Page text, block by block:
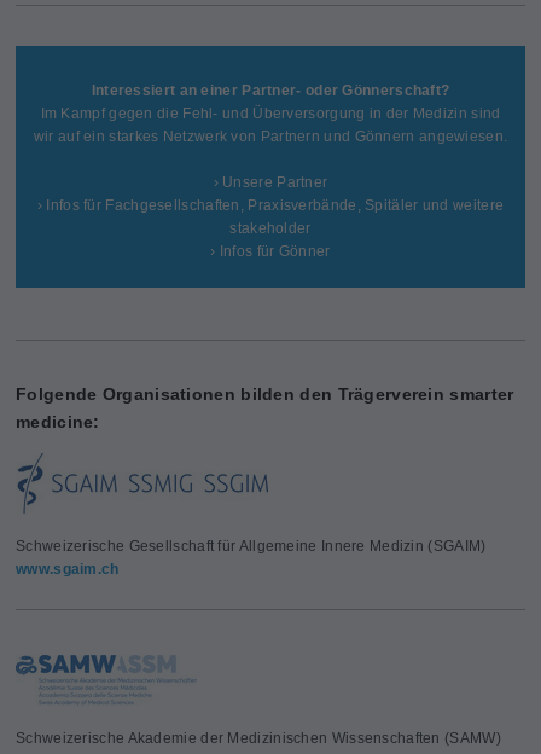
Interessiert an einer Partner- oder Gönnerschaft?
Im Kampf gegen die Fehl- und Überversorgung in der Medizin sind
wir auf ein starkes Netzwerk von Partnern und Gönnern angewiesen.
› Unsere Partner
› Infos für Fachgesellschaften, Praxisverbände, Spitäler und weitere
stakeholder
› Infos für Gönner
Folgende Organisationen bilden den Trägerverein smarter
medicine:
Schweizerische Gesellschaft für Allgemeine Innere Medizin (SGAIM)
www.sgaim.ch
Schweizerische Akademie der Medizinischen Wissenschaften (SAMW)